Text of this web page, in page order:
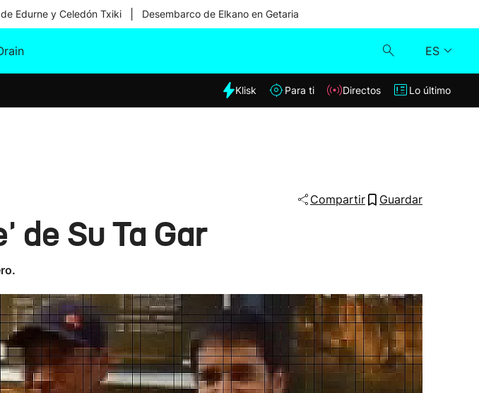
Edurne y Celedón Txiki Desembarco de Elkano en Getaria
ES
Klisk
Klisk Para ti Directos Lo último
Compartir Guardar
de Su Ta Gar